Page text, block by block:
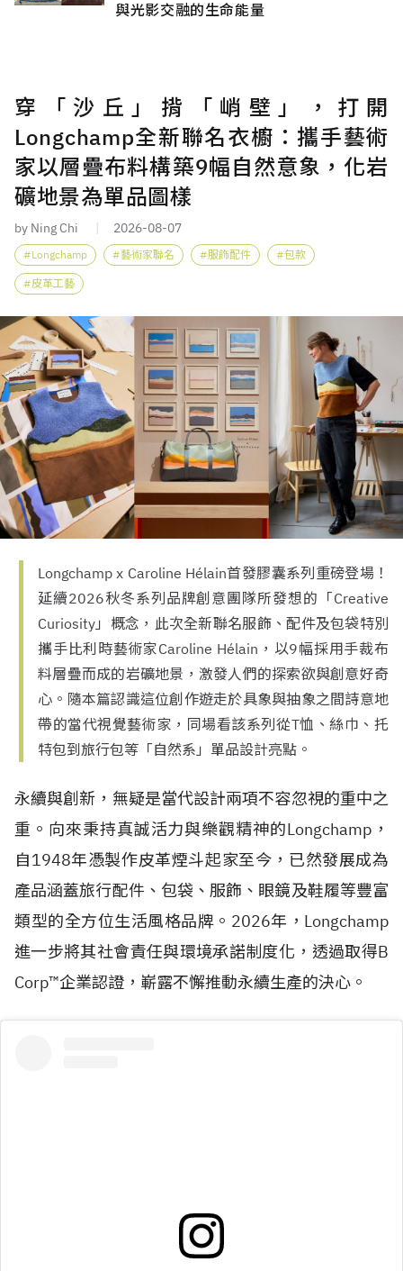
與光影交融的生命能量
穿「沙丘」揹「峭壁」，打開
Longchamp全新聯名衣櫥：攜手藝術
家以層疊布料構築9幅自然意象，化岩
礦地景為單品圖樣
by Ning Chi 2026-08-07
Longchamp 藝術家聯名 服飾配件 包款
皮革工藝
Longchamp x Caroline Hélain首發膠囊系列重磅登場！
延續2026秋冬系列品牌創意團隊所發想的「Creative
Curiosity」概念，此次全新聯名服飾、配件及包袋特別
攜手比利時藝術家Caroline Hélain，以9幅採用手裁布
料層疊而成的岩礦地景，激發人們的探索欲與創意好奇
心。隨本篇認識這位創作遊走於具象與抽象之間詩意地
帶的當代視覺藝術家，同場看該系列從T恤、絲巾、托
特包到旅行包等「自然系」單品設計亮點。
永續與創新，無疑是當代設計兩項不容忽視的重中之
重。向來秉持真誠活力與樂觀精神的Longchamp，
自1948年憑製作皮革煙斗起家至今，已然發展成為
產品涵蓋旅行配件、包袋、服飾、眼鏡及鞋履等豐富
類型的全方位生活風格品牌。2026年，Longchamp
進一步將其社會責任與環境承諾制度化，透過取得B
Corp™企業認證，嶄露不懈推動永續生產的決心。